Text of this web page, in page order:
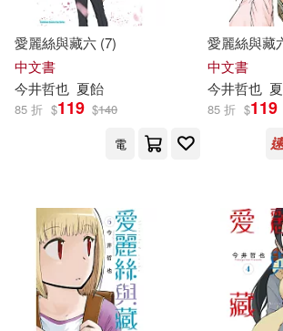
上野雄史(2)
人妻E-Book B.D.S(2)
今井彩乃(2) 今井明子(2)
今井晶也(2) 今井祐(2)
福音館書店(2) 立東舍(2)
維京(2) 衛城出版(2)
Deutsche Grammophon(1)
Elegant-Boutique 新手作(1)
MOODYZ(1) PARCO出版(1)
SBクリエイティブ(1)
愛麗絲與藏六 (7)
中文書
今井哲也 夏飴
85 折 $119 $140
電
愛麗絲與藏
中文書
今井哲也
85 折 $119